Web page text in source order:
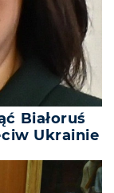
Białoruś
Ukrainie